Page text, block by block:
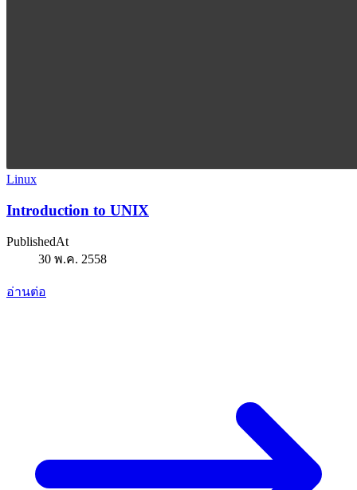
Linux
Introduction to UNIX
PublishedAt
30 พ.ค. 2558
อ่านต่อ